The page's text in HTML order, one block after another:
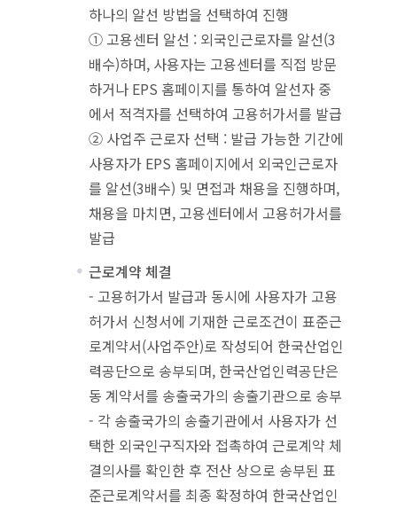
하나의 알선 방법을 선택하여 진행
① 고용센터 알선 : 외국인근로자를 알선(3
배수)하며, 사용자는 고용센터를 직접 방문
하거나 EPS 홈페이지를 통하여 알선자 중
에서 적격자를 선택하여 고용허가서를 발급
② 사업주 근로자 선택 : 발급 가능한 기간에
사용자가 EPS 홈페이지에서 외국인근로자
를 알선(3배수) 및 면접과 채용을 진행하며,
채용을 마치면, 고용센터에서 고용허가서를
발급
근로계약 체결
- 고용허가서 발급과 동시에 사용자가 고용
허가서 신청서에 기재한 근로조건이 표준근
로계약서(사업주안)로 작성되어 한국산업인
력공단으로 송부되며, 한국산업인력공단은
동 계약서를 송출국가의 송출기관으로 송부
- 각 송출국가의 송출기관에서 사용자가 선
택한 외국인구직자와 접촉하여 근로계약 체
결의사를 확인한 후 전산 상으로 송부된 표
준근로계약서를 최종 확정하여 한국산업인